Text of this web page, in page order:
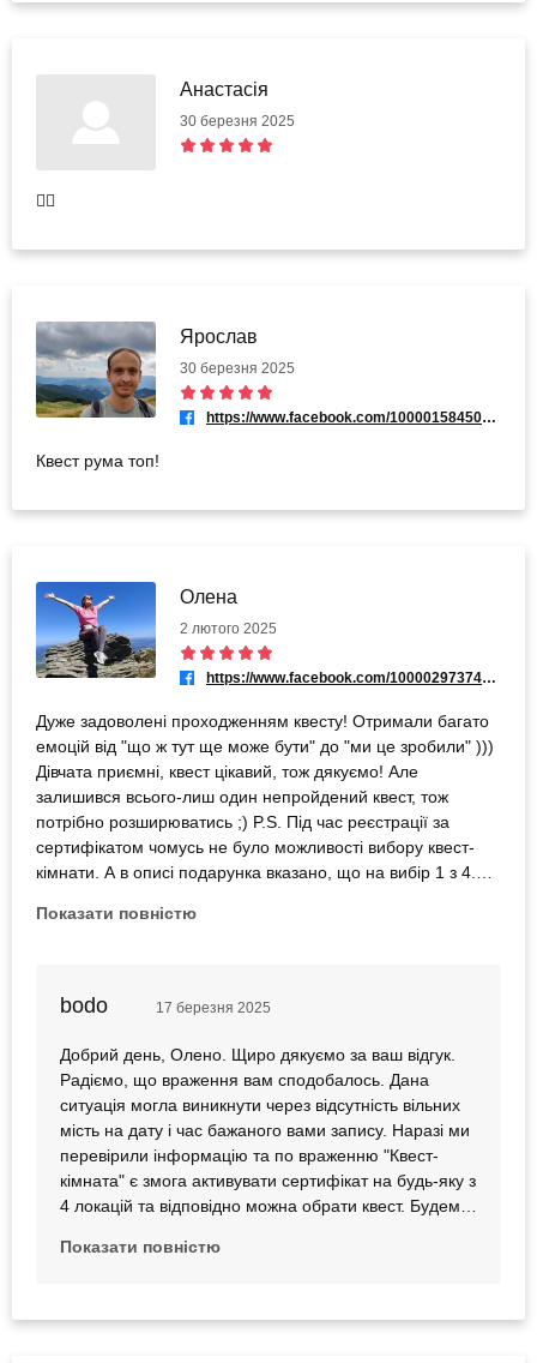
Анастасія
30 березня 2025
👍🏻
Ярослав
30 березня 2025
https://www.facebook.com/100001584504808
Квест рума топ!
Олена
2 лютого 2025
https://www.facebook.com/100002973743132
Дуже задоволені проходженням квесту! Отримали багато
емоцій від "що ж тут ще може бути" до "ми це зробили" )))
Дівчата приємні, квест цікавий, тож дякуємо! Але
залишився всього-лиш один непройдений квест, тож
потрібно розширюватись ;) P.S. Під час реєстрації за
сертифікатом чомусь не було можливості вибору квест-
кімнати. А в описі подарунка вказано, що на вибір 1 з 4.
Показати повністю
bodo 17 березня 2025
Добрий день, Олено. Щиро дякуємо за ваш відгук.
Радіємо, що враження вам сподобалось. Дана
ситуація могла виникнути через відсутність вільних
мість на дату і час бажаного вами запису. Наразі ми
перевірили інформацію та по враженню "Квест-
кімната" є змога активувати сертифікат на будь-яку з
4 локацій та відповідно можна обрати квест. Будемо
сподіваємося виправдати очікування.
Показати повністю